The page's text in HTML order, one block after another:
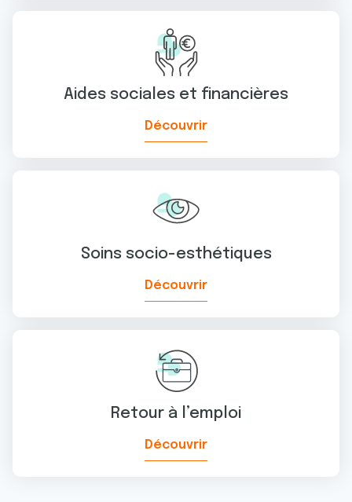
Aides sociales et financières
Découvrir
Soins socio-esthétiques
Découvrir
Retour à l’emploi
Découvrir